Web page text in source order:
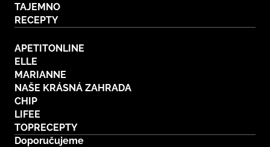
TAJEMNO
RECEPTY
APETITONLINE
ELLE
MARIANNE
NAŠE KRÁSNÁ ZAHRADA
CHIP
LIFEE
TOPRECEPTY
Doporučujeme